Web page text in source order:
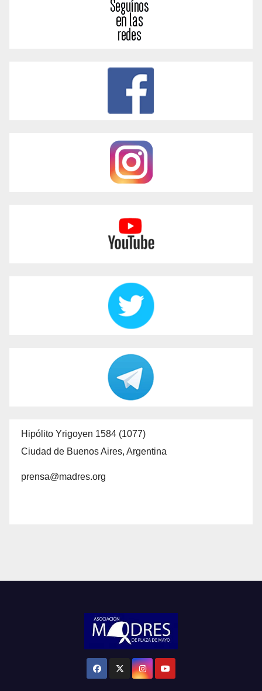
Hipólito Yrigoyen 1584 (1077)
Ciudad de Buenos Aires, Argentina
prensa@madres.org